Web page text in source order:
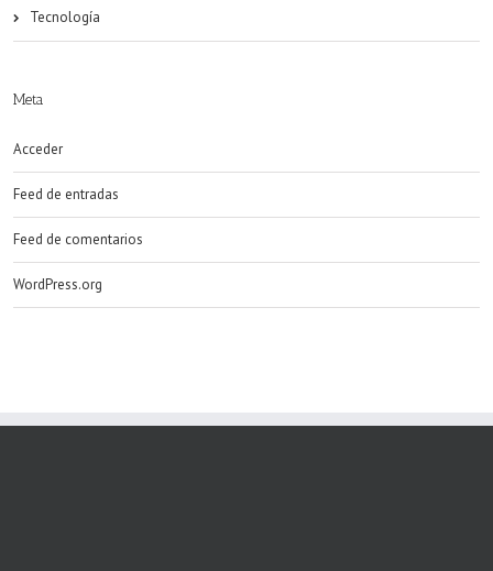
Tecnología
Meta
Acceder
Feed de entradas
Feed de comentarios
WordPress.org